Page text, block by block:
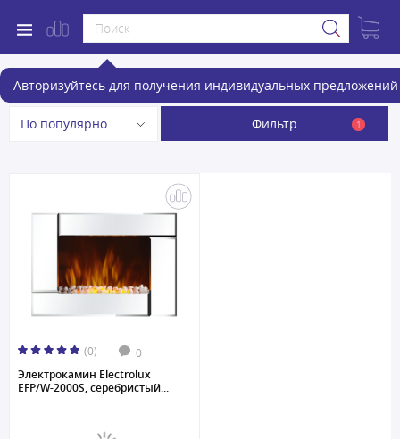
Авторизуйтесь для получения индивидуальных предложений
Электрокамины
По популярности Фильтр 1
(0) 0
Электрокамин Electrolux
EFP/W-2000S, серебристый...